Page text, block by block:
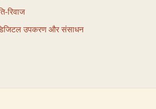
रिवाज
डिजिटल उपकरण और संसाधन